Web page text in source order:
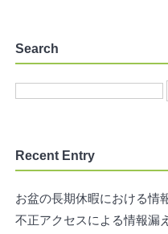
Search
Recent Entry
お盆の長期休暇における情
不正アクセスによる情報漏